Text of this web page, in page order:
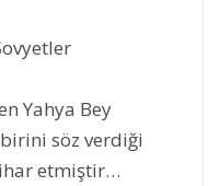
Yahya Bey
söz verdiği
etmiştir…